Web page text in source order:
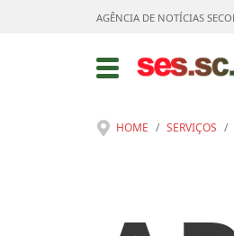
AGÊNCIA DE NOTÍCIAS
HOME SERVIÇOS